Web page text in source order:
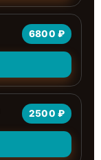
6800 ₽
2500 ₽